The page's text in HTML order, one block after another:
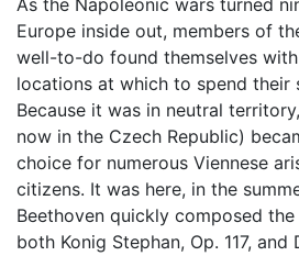
As the Napoleonic wars turned
Europe inside out, members of
well-to-do found themselves
locations at which to spend their
Because it was in neutral
now in the Czech Republic)
choice for numerous Viennese
citizens. It was here, in the
Beethoven quickly composed
both Konig Stephan, Op. 117, and